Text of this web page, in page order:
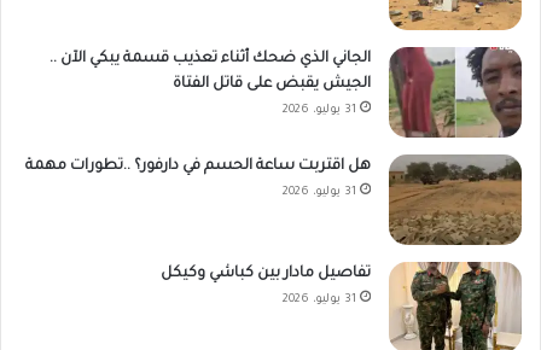
الجاني الذي ضحك أثناء تعذيب قسمة يبكي الآن ..
الجيش يقبض على قاتل الفتاة
31 يوليو، 2026
هل اقتربت ساعة الحسم في دارفور؟ ..تطورات مهمة
31 يوليو، 2026
تفاصيل مادار بين كباشي وكيكل
31 يوليو، 2026